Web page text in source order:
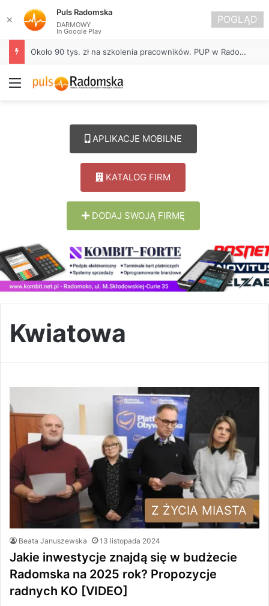
Około 90 tys. zł na szkolenia pracowników. PUP w Radomsku ogłasza nabór wniosków
Menu
APLIKACJE MOBILNE
KATALOG FIRM
DODAJ SWOJĄ FIRMĘ
Kwiatowa
Z ŻYCIA MIASTA
Beata Januszewska 13 listopada 2024
Jakie inwestycje znajdą się w budżecie
Radomska na 2025 rok? Propozycje
radnych KO [VIDEO]
✕
Puls Radomska
DARMOWY
In Google Play
POGLĄD